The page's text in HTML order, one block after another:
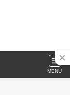
MENU